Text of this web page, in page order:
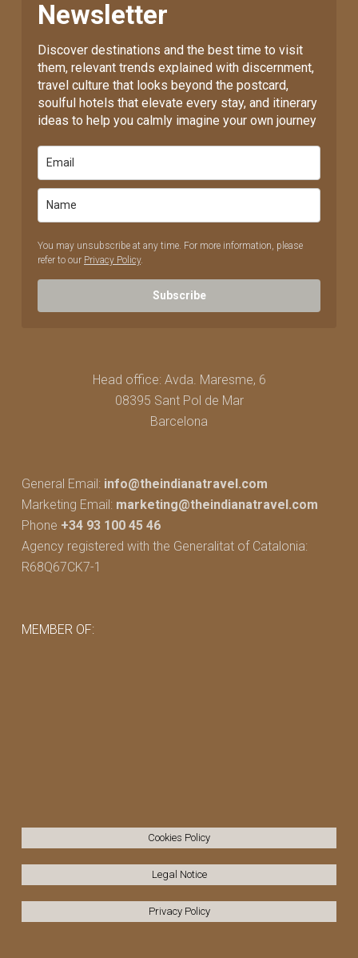
Newsletter
Discover destinations and the best time to visit
them, relevant trends explained with discernment,
travel culture that looks beyond the postcard,
soulful hotels that elevate every stay, and itinerary
ideas to help you calmly imagine your own journey
You may unsubscribe at any time. For more information, please
refer to our Privacy Policy.
Subscribe
Head office: Avda. Maresme, 6
08395 Sant Pol de Mar
Barcelona
General Email: info@theindianatravel.com
Marketing Email: marketing@theindianatravel.com
Phone +34 93 100 45 46
Agency registered with the Generalitat of Catalonia:
R68Q67CK7-1
MEMBER OF:
Cookies Policy
Legal Notice
Privacy Policy